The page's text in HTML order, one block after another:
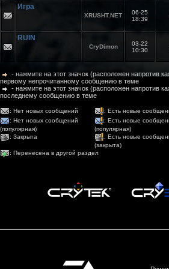
Игра
XRUSHT.NET
06-25
18:39
RUIN
CryDimon
03-22
10:30
- нажмите на этот значок (расположен напротив
первому непрочитанному сообщению в теме
- нажмите на этот значок (расположен напротив
последнему сообщению в теме
: Нет новых сообщений : Есть новые
: Нет новых сообщений
(популярная)
: Есть новые
(популярная)
: Закрыта
: Есть новые
(закрыта)
: Перенесена в другой раздел